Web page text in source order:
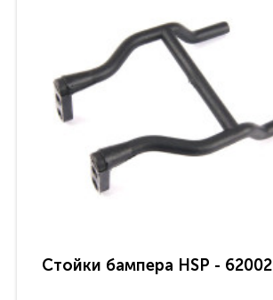
Стойки бампера HSP - 62002